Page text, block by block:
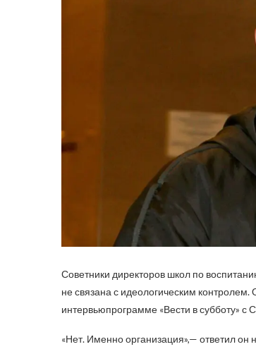
Советники директоров школ по
не связана с идеологическим
интервьюпрограмме «Вести в субботу»
«Нет. Именно организация»,— ответил он